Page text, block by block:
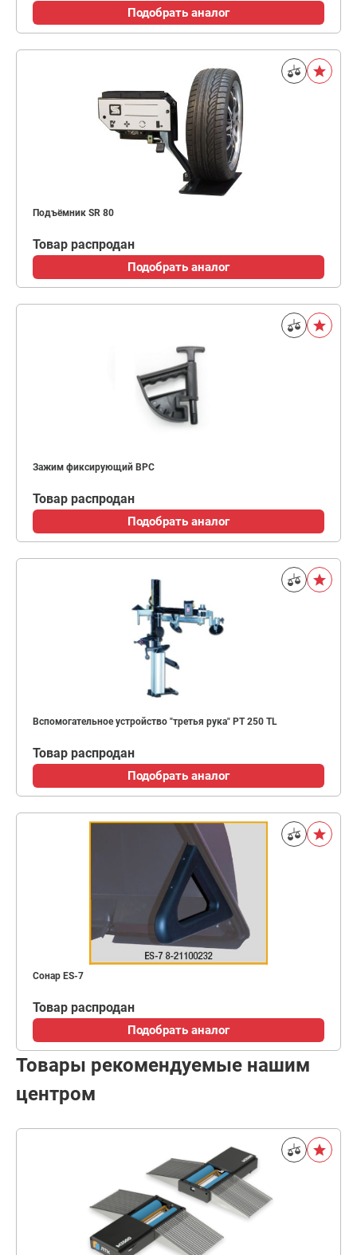
Подобрать аналог
Подъёмник SR 80
Товар распродан
Подобрать аналог
Зажим фиксирующий BPC
Товар распродан
Подобрать аналог
Вспомогательное устройство "третья рука" PT 250 TL
Товар распродан
Подобрать аналог
Сонар ES-7
Товар распродан
Подобрать аналог
Товары рекомендуемые нашим
центром